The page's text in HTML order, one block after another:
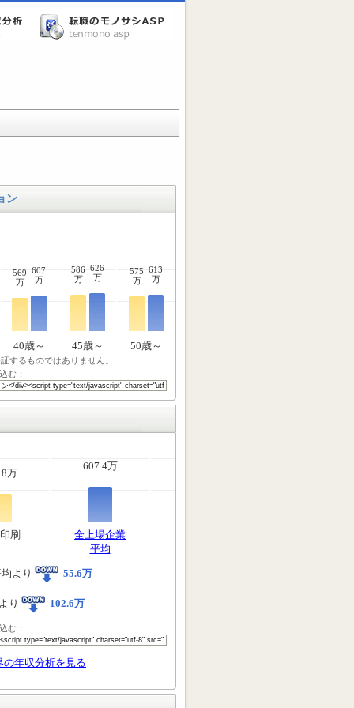
ン
569
万
607
万
586
万
626
万
575
万
613
万
40歳～ 45歳～ 50歳～
するものではありません。
む：
万
607.4万
刷
全上場企業
平均
より 55.6万
り 102.6万
む：
の年収分析を見る